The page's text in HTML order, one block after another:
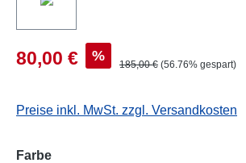
80,00 € %
185,00 € (56.76% gespart)
Preise inkl. MwSt. zzgl. Versandkosten
Farbeauswählen